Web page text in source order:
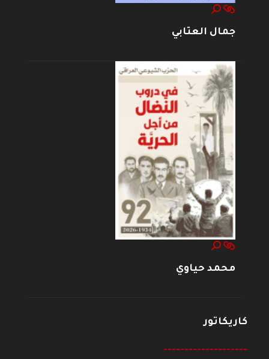
جمال العتابي
محمد حياوي
كاريكاتور
--------------------